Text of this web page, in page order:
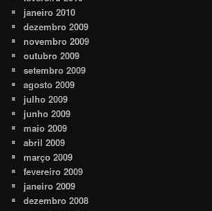
janeiro 2010
dezembro 2009
novembro 2009
outubro 2009
setembro 2009
agosto 2009
julho 2009
junho 2009
maio 2009
abril 2009
março 2009
fevereiro 2009
janeiro 2009
dezembro 2008